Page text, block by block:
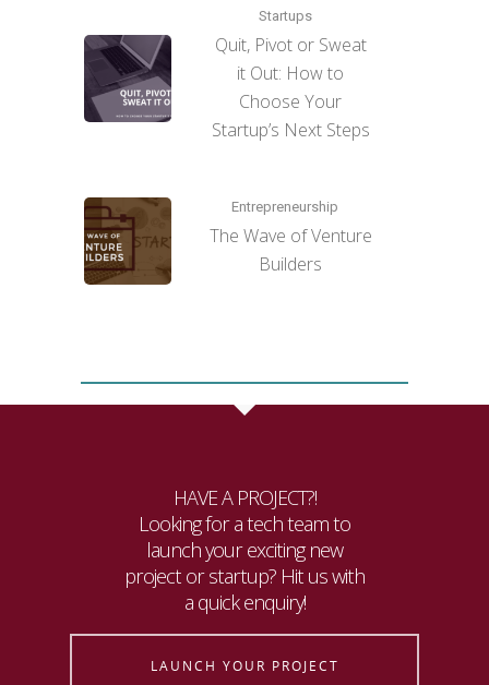
Startups
Quit, Pivot or Sweat
it Out: How to
Choose Your
Startup’s Next Steps
Entrepreneurship
The Wave of Venture
Builders
HAVE A PROJECT?!
Looking for a tech team to
launch your exciting new
project or startup? Hit us with
a quick enquiry!
LAUNCH YOUR PROJECT